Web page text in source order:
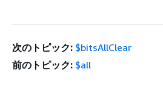
次のトピック: $bitsAllClear
前のトピック: $all